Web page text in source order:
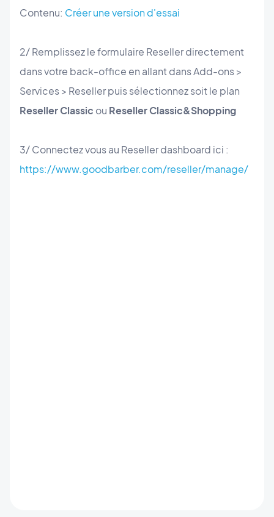
Contenu: Créer une version d'essai
2/ Remplissez le formulaire Reseller directement
dans votre back-office en allant dans Add-ons >
Services > Reseller puis sélectionnez soit le plan
Reseller Classic ou Reseller Classic&Shopping
3/ Connectez vous au Reseller dashboard ici :
https://www.goodbarber.com/reseller/manage/